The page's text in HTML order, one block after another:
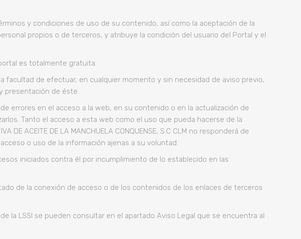
y condiciones de uso de su contenido, así como la aceptación de la
propios o de terceros, y atribuye la condición del usuario del Portal y el
es totalmente gratuita.
la facultad de efectuar, en cualquier momento y sin necesidad de aviso previo,
presentación de éste.
de errores en el acceso a la web, en su contenido o en la actualización de
Tanto el acceso a esta web como el uso que pueda hacerse de la
ACEITE DE LA MANCHUELA CONQUENSE, S.C CLM no responderá de
o uso de la información ajenas a su voluntad.
iniciados contra él por incumplimiento de lo establecido en las
estado de la conexión de acceso o de los contenidos de los enlaces de terceros
la LSSI se pueden consultar en el apartado Aviso Legal que se encuentra al